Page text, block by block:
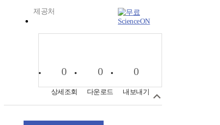
제공처
ScienceON
0
상세조회
0
다운로드
0
내보내기